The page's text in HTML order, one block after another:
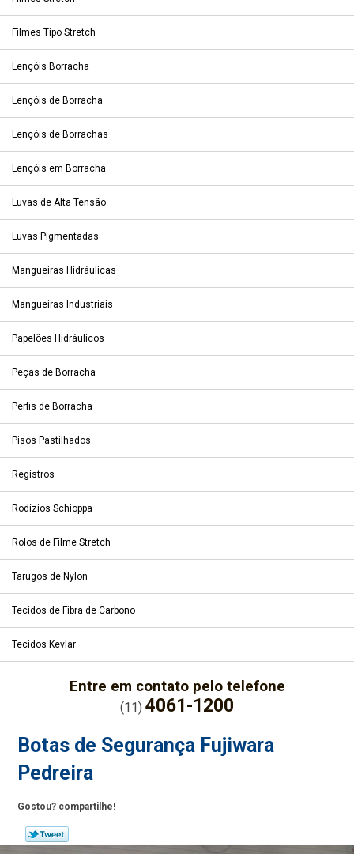
Filmes Tipo Stretch
Lençóis Borracha
Lençóis de Borracha
Lençóis de Borrachas
Lençóis em Borracha
Luvas de Alta Tensão
Luvas Pigmentadas
Mangueiras Hidráulicas
Mangueiras Industriais
Papelões Hidráulicos
Peças de Borracha
Perfis de Borracha
Pisos Pastilhados
Registros
Rodízios Schioppa
Rolos de Filme Stretch
Tarugos de Nylon
Tecidos de Fibra de Carbono
Tecidos Kevlar
Entre em contato pelo telefone
(11) 4061-1200
Botas de Segurança Fujiwara
Pedreira
Gostou? compartilhe!